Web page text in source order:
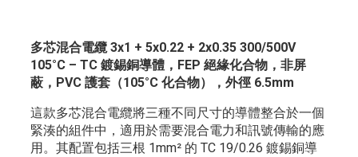
多芯混合電纜 3x1 + 5x0.22 + 2x0.35 300/500V
105°C – TC 鍍錫銅導體，FEP 絕緣化合物，非屏
蔽，PVC 護套（105°C 化合物），外徑 6.5mm
這款多芯混合電纜將三種不同尺寸的導體整合於一個
緊湊的組件中，適用於需要混合電力和訊號傳輸的應
用。其配置包括三根 1mm² 的 TC 19/0.26 鍍錫銅導